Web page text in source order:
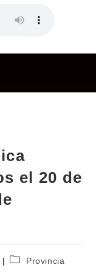
el 20 de
Provincia